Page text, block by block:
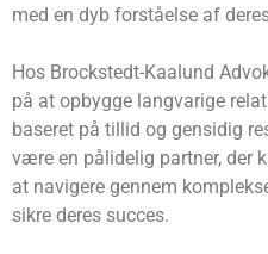
med en dyb forståelse af
Hos Brockstedt-Kaalund
på at opbygge langvarige
baseret på tillid og gensidig
være en pålidelig partner, der
at navigere gennem
sikre deres succes.